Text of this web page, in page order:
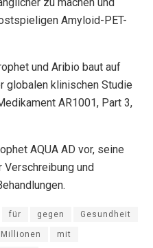
Amyloid-PET-
und Aribio baut auf
globalen klinischen Studie
AR1001, Part 3,
AQUA AD vor, seine
und
für gegen Gesundheit
Millionen mit